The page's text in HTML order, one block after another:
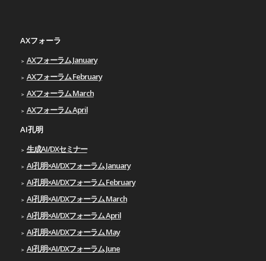
AXフォーラ
AXフォーラム January
AXフォーラム February
AXフォーラム March
AXフォーラム April
AI孔明
生成AI/DXセミナー
AI孔明×AI/DXフォーラム January
AI孔明×AI/DXフォーラム February
AI孔明×AI/DXフォーラム March
AI孔明×AI/DXフォーラム April
AI孔明×AI/DXフォーラム May
AI孔明×AI/DXフォーラム June